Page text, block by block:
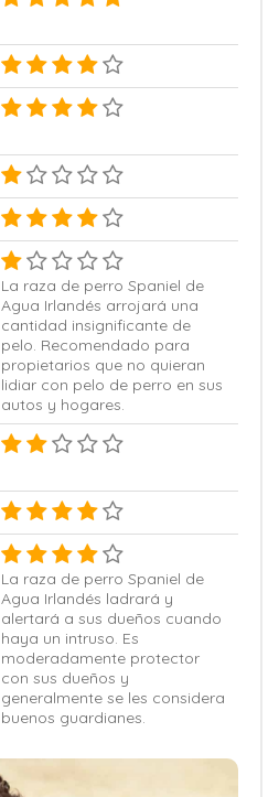
La raza de perro Spaniel de
Agua Irlandés arrojará una
cantidad insignificante de
pelo. Recomendado para
propietarios que no quieran
lidiar con pelo de perro en sus
autos y hogares.
La raza de perro Spaniel de
Agua Irlandés ladrará y
alertará a sus dueños cuando
haya un intruso. Es
moderadamente protector
con sus dueños y
generalmente se les considera
buenos guardianes.